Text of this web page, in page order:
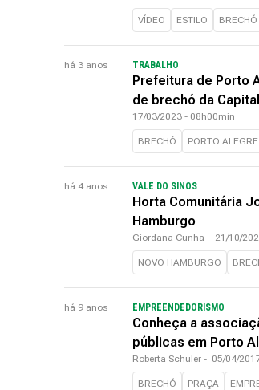
VÍDEO ESTILO BRECHÓ
há 3 anos TRABALHO
Prefeitura de Porto
de brechó da Capital
17/03/2023 - 08h00min
BRECHÓ PORTO ALEGRE
há 4 anos VALE DO SINOS
Horta Comunitária
Hamburgo
Giordana Cunha - 21/10/
NOVO HAMBURGO
há 9 anos EMPREENDEDORISMO
Conheça a
públicas em Porto
Roberta Schuler - 05/04/
BRECHÓ PRAÇA